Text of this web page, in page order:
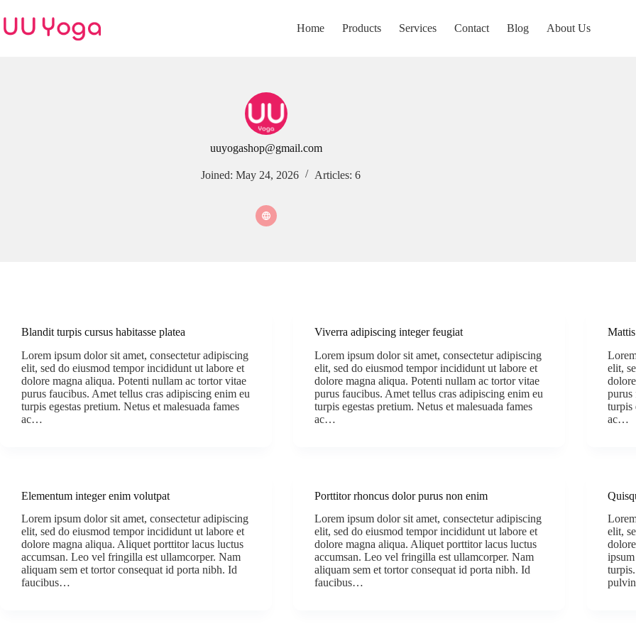
to
content
Home Products Services Contact Blog About Us
uuyogashop@gmail.com
Joined: May 24, 2026 Articles: 6
Blandit turpis cursus habitasse platea
Lorem ipsum dolor sit amet, consectetur adipiscing
elit, sed do eiusmod tempor incididunt ut labore et
dolore magna aliqua. Potenti nullam ac tortor vitae
purus faucibus. Amet tellus cras adipiscing enim eu
turpis egestas pretium. Netus et malesuada fames
ac…
Viverra adipiscing integer feugiat
Lorem ipsum dolor sit amet, consectetur adipiscing
elit, sed do eiusmod tempor incididunt ut labore et
dolore magna aliqua. Potenti nullam ac tortor vitae
purus faucibus. Amet tellus cras adipiscing enim eu
turpis egestas pretium. Netus et malesuada fames
ac…
elit,
purus
turpis
ac…
Elementum integer enim volutpat
Lorem ipsum dolor sit amet, consectetur adipiscing
elit, sed do eiusmod tempor incididunt ut labore et
dolore magna aliqua. Aliquet porttitor lacus luctus
accumsan. Leo vel fringilla est ullamcorper. Nam
aliquam sem et tortor consequat id porta nibh. Id
faucibus…
Porttitor rhoncus dolor purus non enim
Lorem ipsum dolor sit amet, consectetur adipiscing
elit, sed do eiusmod tempor incididunt ut labore et
dolore magna aliqua. Aliquet porttitor lacus luctus
accumsan. Leo vel fringilla est ullamcorper. Nam
aliquam sem et tortor consequat id porta nibh. Id
faucibus…
elit,